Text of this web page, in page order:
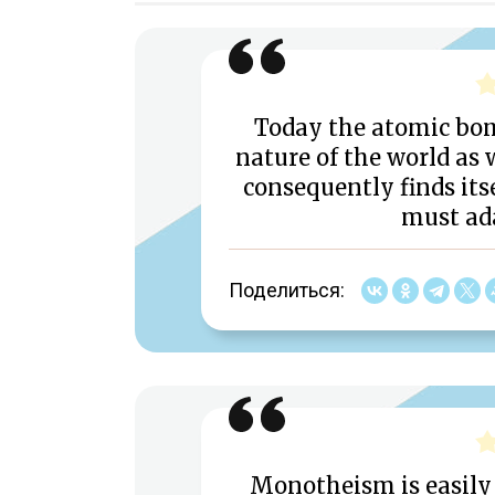
Today the atomic
nature of the world as
consequently finds
must
Поделиться:
Monotheism is